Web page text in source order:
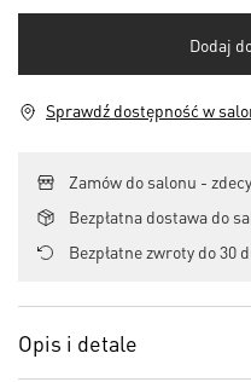
Dodaj
Sprawdź dostępność w
Zamów do salonu -
Bezpłatna dostawa do
Bezpłatne zwroty do 30
Opis i detale